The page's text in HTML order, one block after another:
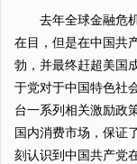
去年全球金融危机
在目，但是在中国共
勃，并最终赶超美国
于党对于中国特色社
台一系列相关激励政
国内消费市场，保证
刻认识到中国共产党